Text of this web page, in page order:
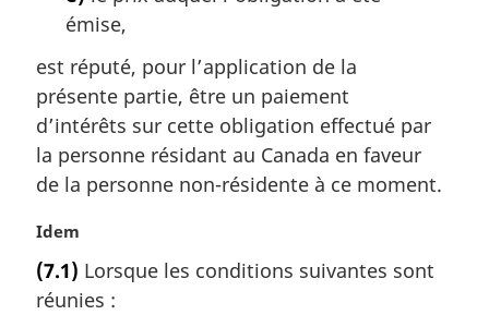
émise,
est réputé, pour l’application de la
présente partie, être un paiement
d’intérêts sur cette obligation effectué par
la personne résidant au Canada en faveur
de la personne non-résidente à ce moment.
N
t
e
Idem
(7.1) Lorsque les conditions suivantes sont
réunies :